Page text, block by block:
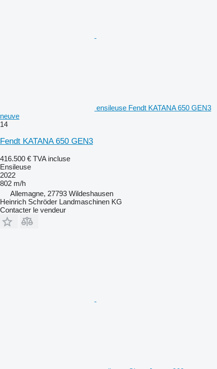
ensileuse Fendt KATANA 650 GEN3
neuve
14
Fendt KATANA 650 GEN3
416.500 € TVA incluse
Ensileuse
2022
802 m/h
Allemagne, 27793 Wildeshausen
Heinrich Schröder Landmaschinen KG
Contacter le vendeur